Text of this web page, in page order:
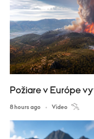
Požiare v Európe
8 hours ago Video